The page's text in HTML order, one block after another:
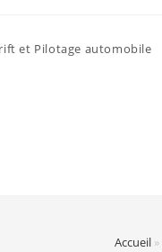
et Pilotage automobile
Accueil »